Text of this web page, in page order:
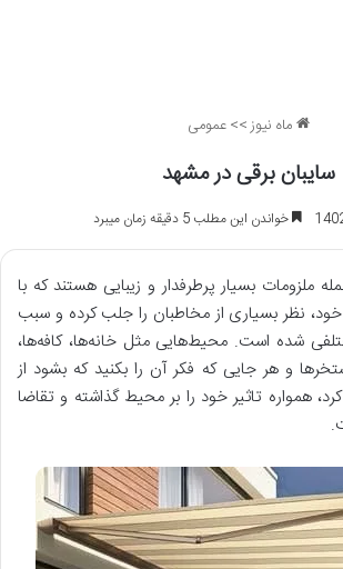
ماه نیوز>>عمومی
سایبان برقی در مشهد
خواندن این مطلب 5 دقیقه زمان میبرد
ملزومات بسیار پرطرفدار و زیبایی هستند که با
خود، نظر بسیاری از مخاطبان را جلب کرده و سبب
شده است. محیط‌هایی مثل خانه‌ها، کافه‌ها،
و هر جایی که فکر آن را بکنید که بشود از
همواره تاثیر خود را بر محیط گذاشته و تقاضا